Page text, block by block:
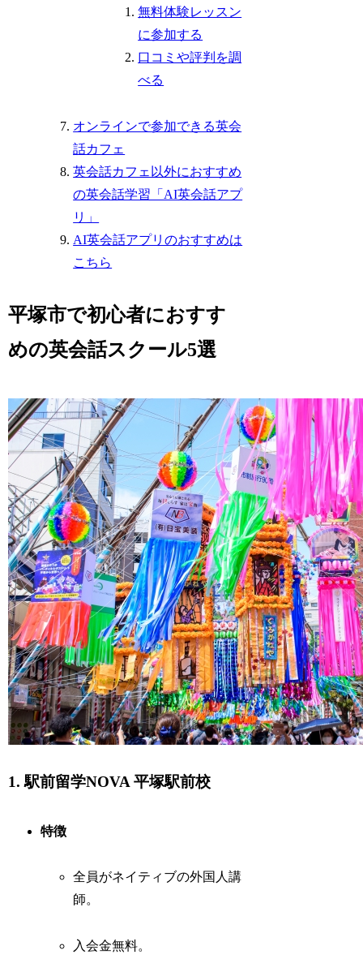
無料体験レッスン
に参加する
口コミや評判を調
べる
オンラインで参加できる英会
話カフェ
英会話カフェ以外におすすめ
の英会話学習「AI英会話アプ
リ」
AI英会話アプリのおすすめは
こちら
平塚市で初心者におすす
めの英会話スクール5選
1. 駅前留学NOVA 平塚駅前校
特徴
全員がネイティブの外国人講
師。
入会金無料。